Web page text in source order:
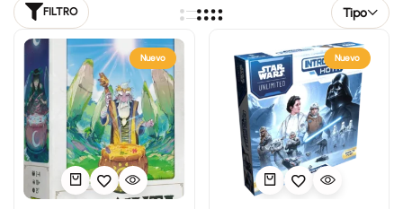
FILTRO Tipo
Nuevo Nuevo